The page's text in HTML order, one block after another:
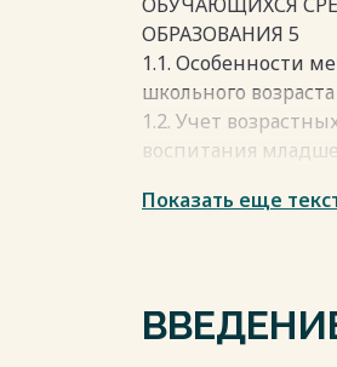
ОБРАЗОВАНИЯ 5
1.1. Особенности
школьного
1.2. Учет
воспитания
обучающихся
Весь текст будет
Показать еще